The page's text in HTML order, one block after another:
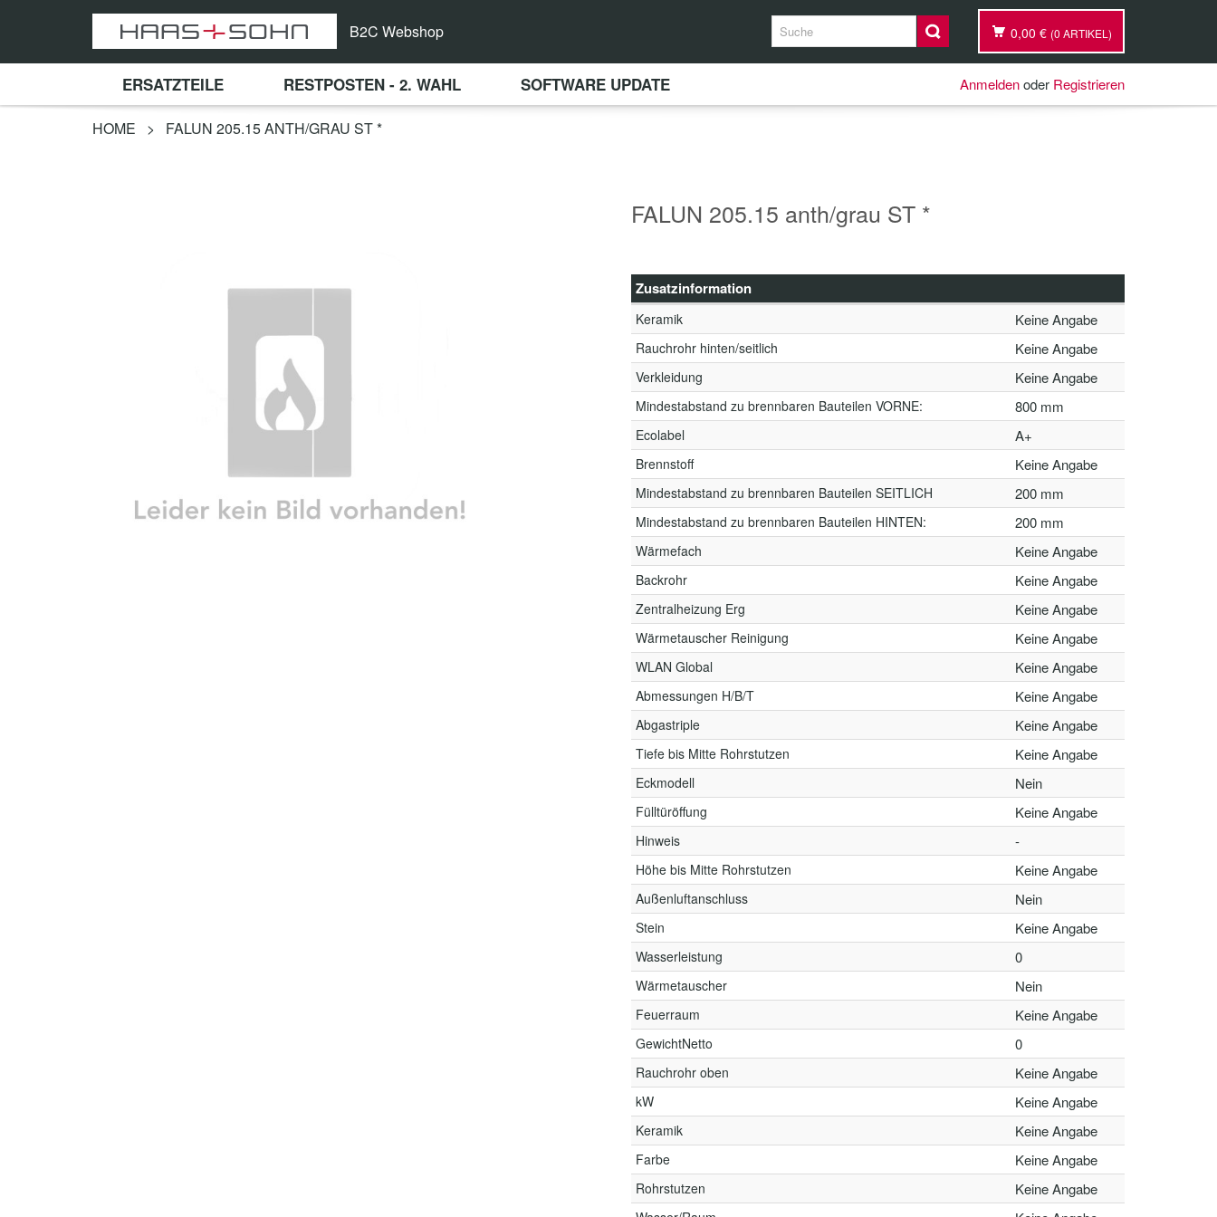
B2C Webshop 0,00 € (0 ARTIKEL)
ERSATZTEILE RESTPOSTEN - 2. WAHL SOFTWARE UPDATE Anmeldenoder Registrieren
HOME > FALUN 205.15 ANTH/GRAU ST *
FALUN 205.15 anth/grau ST *
Zusatzinformation
Keramik Keine Angabe
Rauchrohr hinten/seitlich Keine Angabe
Verkleidung Keine Angabe
Mindestabstand zu brennbaren Bauteilen VORNE: 800 mm
Ecolabel A+
Brennstoff Keine Angabe
Mindestabstand zu brennbaren Bauteilen SEITLICH 200 mm
Mindestabstand zu brennbaren Bauteilen HINTEN: 200 mm
Wärmefach Keine Angabe
Backrohr Keine Angabe
Zentralheizung Erg Keine Angabe
Wärmetauscher Reinigung Keine Angabe
WLAN Global Keine Angabe
Abmessungen H/B/T Keine Angabe
Abgastriple Keine Angabe
Tiefe bis Mitte Rohrstutzen Keine Angabe
Eckmodell Nein
Fülltüröffung Keine Angabe
Hinweis -
Höhe bis Mitte Rohrstutzen Keine Angabe
Außenluftanschluss Nein
Stein Keine Angabe
Wasserleistung 0
Wärmetauscher Nein
Feuerraum Keine Angabe
GewichtNetto 0
Rauchrohr oben Keine Angabe
kW Keine Angabe
Keramik Keine Angabe
Farbe Keine Angabe
Rohrstutzen Keine Angabe